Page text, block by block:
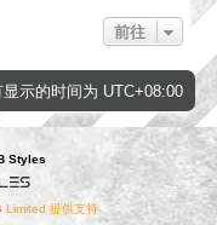
前往
显示的时间为 UTC+08:00
Styles
提供支持